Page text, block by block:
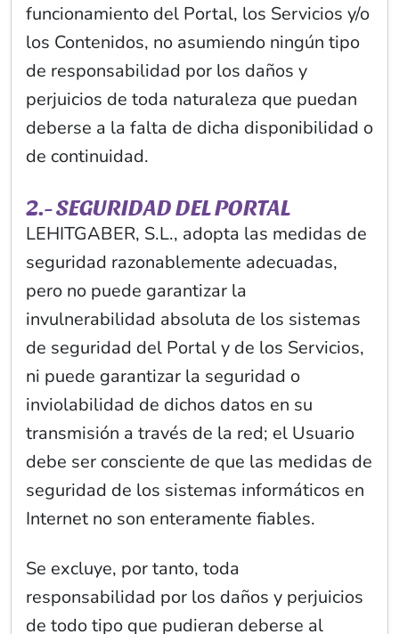
funcionamiento del Portal, los Servicios y/o
los Contenidos, no asumiendo ningún tipo
de responsabilidad por los daños y
perjuicios de toda naturaleza que puedan
deberse a la falta de dicha disponibilidad o
de continuidad.
2.- SEGURIDAD DEL PORTAL
LEHITGABER, S.L., adopta las medidas de
seguridad razonablemente adecuadas,
pero no puede garantizar la
invulnerabilidad absoluta de los sistemas
de seguridad del Portal y de los Servicios,
ni puede garantizar la seguridad o
inviolabilidad de dichos datos en su
transmisión a través de la red; el Usuario
debe ser consciente de que las medidas de
seguridad de los sistemas informáticos en
Internet no son enteramente fiables.
Se excluye, por tanto, toda
responsabilidad por los daños y perjuicios
de todo tipo que pudieran deberse al